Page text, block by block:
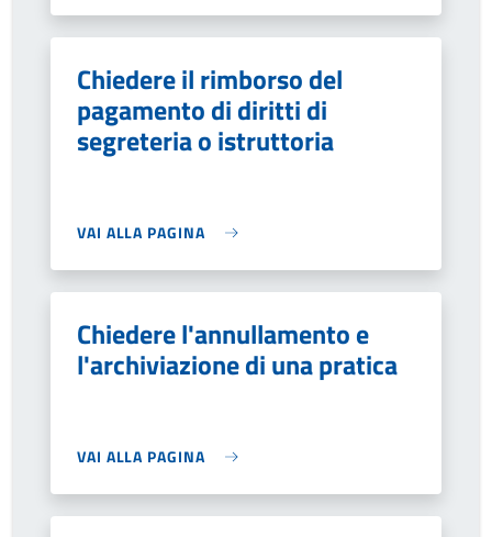
Chiedere il rimborso del
pagamento di diritti di
segreteria o istruttoria
VAI ALLA PAGINA
Chiedere l'annullamento e
l'archiviazione di una pratica
VAI ALLA PAGINA